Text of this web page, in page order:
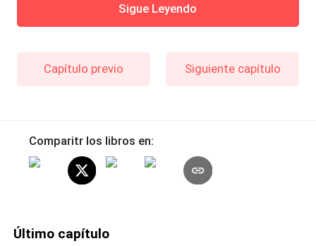
Sigue Leyendo
Capítulo previo Siguiente capítulo
Comparitr los libros en:
Último capítulo